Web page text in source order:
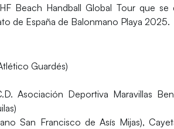
Beach Handball Global Tourque se
de España de Balonmano Playa 2025.
Guardés)
Asociación Deportiva Maravillas
San Francisco de Asís Mijas),